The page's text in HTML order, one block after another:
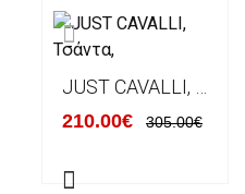
210.00€ 305.00€